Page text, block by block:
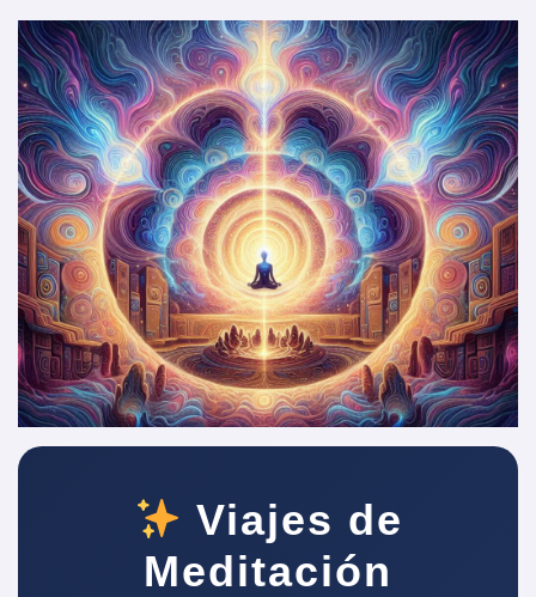
Viajes de
Meditación